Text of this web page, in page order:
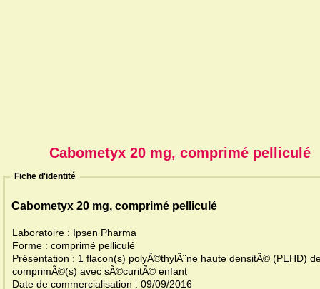
Cabometyx 20 mg, comprimé pelliculé
Fiche d'identité
Cabometyx 20 mg, comprimé pelliculé
Laboratoire : Ipsen Pharma
Forme : comprimé pelliculé
Présentation : 1 flacon(s) polyÃ©thylÃ¨ne haute densitÃ© (PEHD)
comprimÃ©(s) avec sÃ©curitÃ© enfant
Date de commercialisation : 09/09/2016